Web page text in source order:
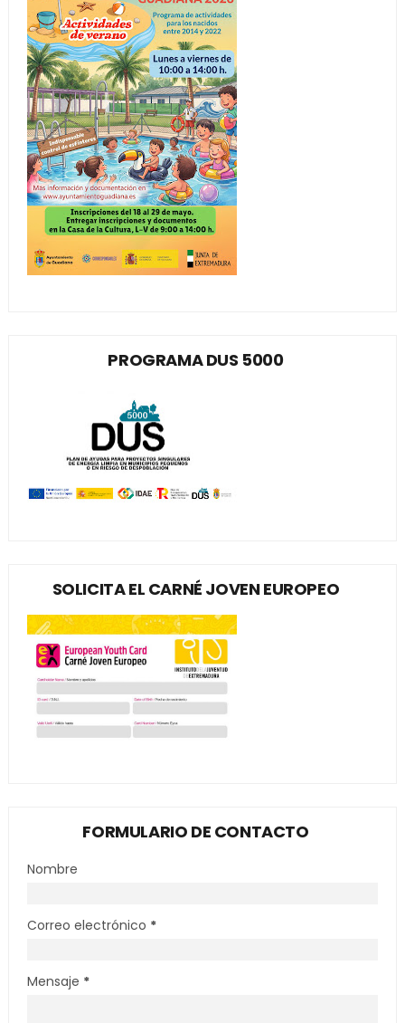
PROGRAMA DUS 5000
SOLICITA EL CARNÉ JOVEN EUROPEO
FORMULARIO DE CONTACTO
Nombre
Correo electrónico *
Mensaje *